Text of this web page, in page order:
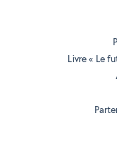
Livre « Le